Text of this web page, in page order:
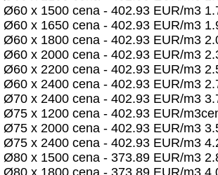
Ø60 x 1500 cena - 402.93 EUR/m3
Ø60 x 1650 cena - 402.93 EUR/m3
Ø60 x 1800 cena - 402.93 EUR/m3
Ø60 x 2000 cena - 402.93 EUR/m3
Ø60 x 2200 cena - 402.93 EUR/m3
Ø60 x 2400 cena - 402.93 EUR/m3
Ø70 x 2400 cena - 402.93 EUR/m3
Ø75 x 1200 cena - 402.93 EUR/
Ø75 x 2000 cena - 402.93 EUR/m3
Ø75 x 2400 cena - 402.93 EUR/m3
Ø80 x 1500 cena - 373.89 EUR/m3
Ø80 x 1800 cena - 373.89 EUR/m3